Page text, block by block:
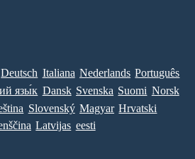
Deutsch Italiana Nederlands Português
язы́к Dansk Svenska Suomi Norsk
Slovenský Magyar Hrvatski
Latvijas eesti